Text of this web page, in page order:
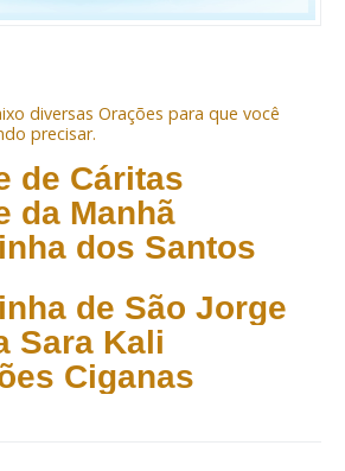
diversas Orações para que você
precisar.
de Cáritas
da Manhã
dos Santos
de São Jorge
Sara Kali
Ciganas